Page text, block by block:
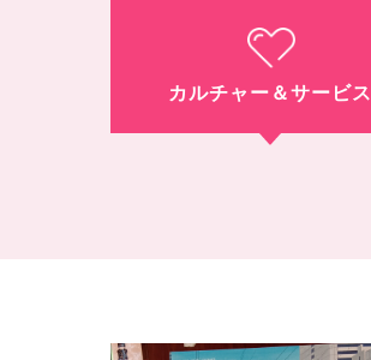
カルチャー＆サービス